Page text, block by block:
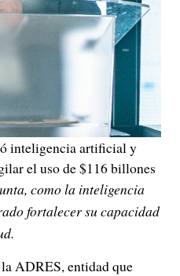
inteligencia artificial y
el uso de $116 billones
como la inteligencia
fortalecer su capacidad
ADRES, entidad que